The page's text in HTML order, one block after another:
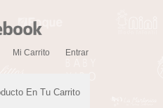
Mi Carrito Entrar
En Tu Carrito